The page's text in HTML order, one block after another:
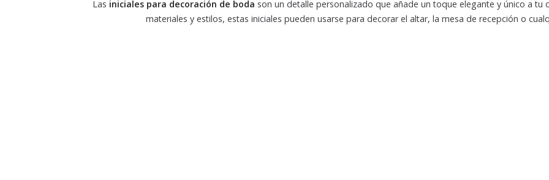
Las iniciales para decoración de boda son un detalle personalizado que añade un toque elegante y único a tu
materiales y estilos, estas iniciales pueden usarse para decorar el altar, la mesa de recepción o